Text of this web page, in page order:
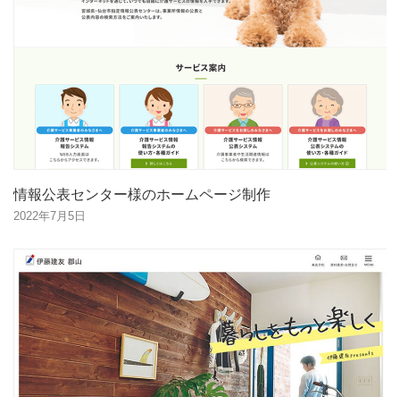
情報公表センター様のホームページ制作
2022年7月5日